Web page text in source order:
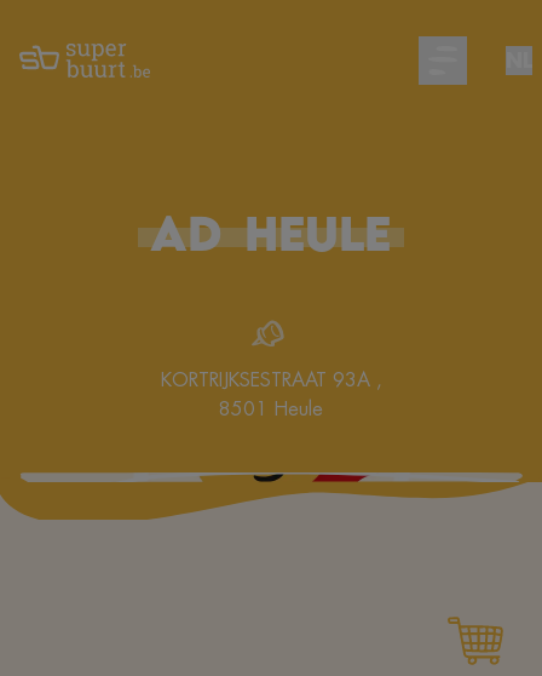
Open main
AD HEULE
KORTRIJKSESTRAAT 93A ,
8501 Heule